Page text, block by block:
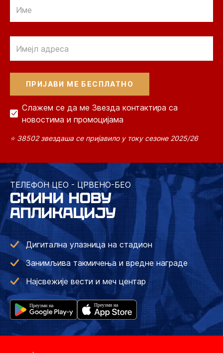
Слажем се да ме Звезда контактира са
новостима и промоцијама
⭐ 38502 звездаша се пријавило у току сезоне 2025/26
ТЕЛЕФОН ЦЕО - ЦРВЕНО-БЕО
СКИНИ НОВУ
АПЛИКАЦИЈУ
Дигитална улазница на стадион
Занимљива такмичења и вредне награде
Најсвежије вести и меч центар